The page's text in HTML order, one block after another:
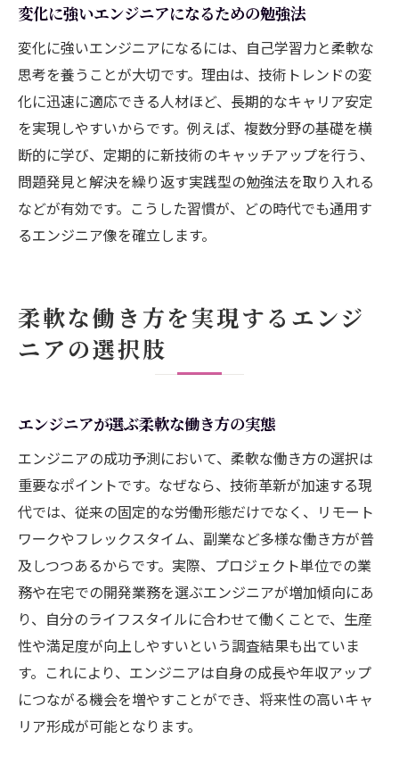
変化に強いエンジニアになるための勉強法
変化に強いエンジニアになるには、自己学習力と柔軟な
思考を養うことが大切です。理由は、技術トレンドの変
化に迅速に適応できる人材ほど、長期的なキャリア安定
を実現しやすいからです。例えば、複数分野の基礎を横
断的に学び、定期的に新技術のキャッチアップを行う、
問題発見と解決を繰り返す実践型の勉強法を取り入れる
などが有効です。こうした習慣が、どの時代でも通用す
るエンジニア像を確立します。
柔軟な働き方を実現するエンジ
ニアの選択肢
エンジニアが選ぶ柔軟な働き方の実態
エンジニアの成功予測において、柔軟な働き方の選択は
重要なポイントです。なぜなら、技術革新が加速する現
代では、従来の固定的な労働形態だけでなく、リモート
ワークやフレックスタイム、副業など多様な働き方が普
及しつつあるからです。実際、プロジェクト単位での業
務や在宅での開発業務を選ぶエンジニアが増加傾向にあ
り、自分のライフスタイルに合わせて働くことで、生産
性や満足度が向上しやすいという調査結果も出ていま
す。これにより、エンジニアは自身の成長や年収アップ
につながる機会を増やすことができ、将来性の高いキャ
リア形成が可能となります。